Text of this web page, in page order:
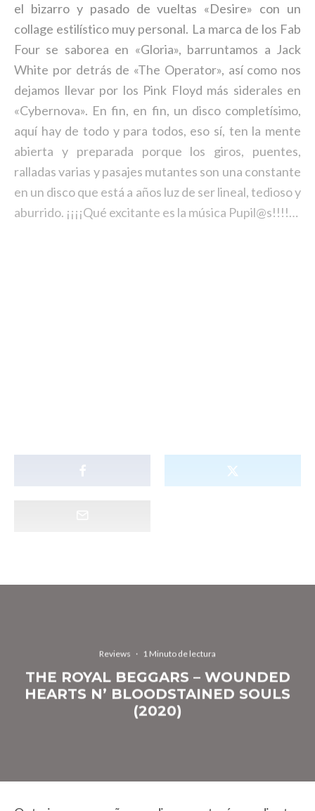
el bizarro y pasado de vueltas «Desire» con un
collage estilístico muy personal. La marca de los Fab
Four se saborea en «Gloria», barruntamos a Jack
White por detrás de «The Operator», así como nos
dejamos llevar por los Pink Floyd más siderales en
«Cybernova». En fin, en fin, un disco completísimo,
aquí hay de todo y para todos, eso sí, ten la mente
abierta y preparada porque los giros, puentes,
ralladas varias y pasajes mutantes son una constante
en un disco que está a años luz de ser lineal, tedioso y
aburrido. ¡¡¡¡Qué excitante es la música Pupil@s!!!!…
Reviews · 1 Minuto de lectura
THE ROYAL BEGGARS – WOUNDED
HEARTS N’ BLOODSTAINED SOULS
(2020)